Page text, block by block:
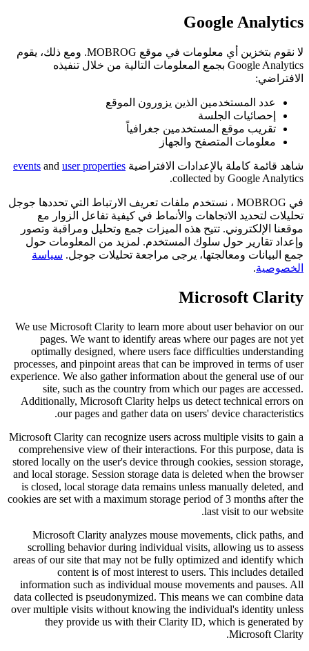
Google Analytics
لا نقوم بتخزين أي معلومات في موقع MOBROG. ومع ذلك، يقوم
Google Analytics بجمع المعلومات التالية من خلال تنفيذه
الافتراضي:
عدد المستخدمين الذين يزورون الموقع
إحصائيات الجلسة
تقريب موقع المستخدمين جغرافياً
معلومات المتصفح والجهاز
شاهد قائمة كاملة بالإعدادات الافتراضية events and user properties
collected by Google Analytics.
في MOBROG ، نستخدم ملفات تعريف الارتباط التي تحددها جوجل
تحليلات لتحديد الاتجاهات والأنماط في كيفية تفاعل الزوار مع
موقعنا الإلكتروني. تتيح هذه الميزات جمع وتحليل ومراقبة وتصور
وإعداد تقارير حول سلوك المستخدم. لمزيد من المعلومات حول
جمع البيانات ومعالجتها، يرجى مراجعة تحليلات جوجل. سياسة
الخصوصية.
Microsoft Clarity
We use Microsoft Clarity to learn more about user behavior on our
pages. We want to identify areas where our pages are not yet
optimally designed, where users face difficulties understanding
processes, and pinpoint areas that can be improved in terms of user
experience. We also gather information about the general use of our
site, such as the country from which our pages are accessed.
Additionally, Microsoft Clarity helps us detect technical errors on
our pages and gather data on users' device characteristics.
Microsoft Clarity can recognize users across multiple visits to gain a
comprehensive view of their interactions. For this purpose, data is
stored locally on the user's device through cookies, session storage,
and local storage. Session storage data is deleted when the browser
is closed, local storage data remains unless manually deleted, and
cookies are set with a maximum storage period of 3 months after the
last visit to our website.
Microsoft Clarity analyzes mouse movements, click paths, and
scrolling behavior during individual visits, allowing us to assess
areas of our site that may not be fully optimized and identify which
content is of most interest to users. This includes detailed
information such as individual mouse movements and pauses. All
data collected is pseudonymized. This means we can combine data
over multiple visits without knowing the individual's identity unless
they provide us with their Clarity ID, which is generated by
Microsoft Clarity.